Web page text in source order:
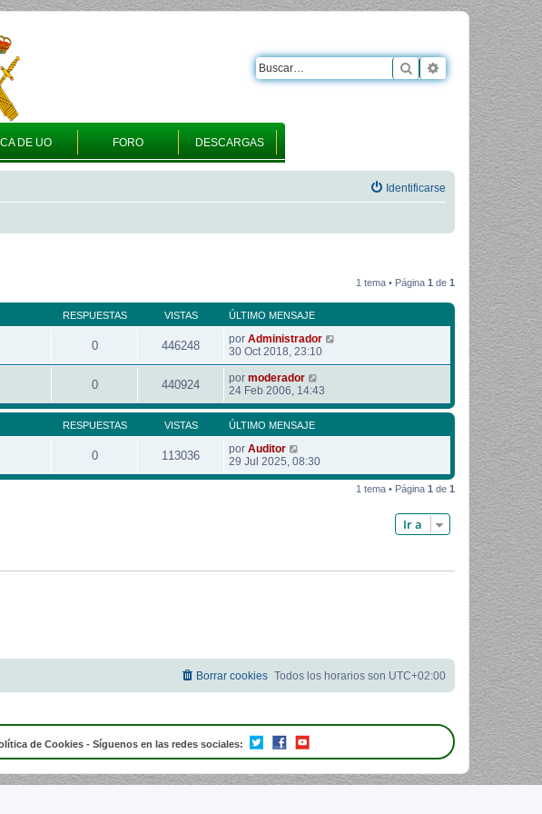
DE UO FORO DESCARGAS
Buscar Búsqueda
Identificarse
1 tema • Página 1 de 1
RESPUESTAS VISTAS ÚLTIMO MENSAJE
0 446248 por Administrador
30 Oct 2018, 23:10
0 440924 por moderador
24 Feb 2006, 14:43
RESPUESTAS VISTAS ÚLTIMO MENSAJE
0 113036 por Auditor
29 Jul 2025, 08:30
1 tema • Página 1 de 1
Ir a
Todos los horarios son UTC+02:00
Borrar cookies
de Cookies - Síguenos en las redes sociales: